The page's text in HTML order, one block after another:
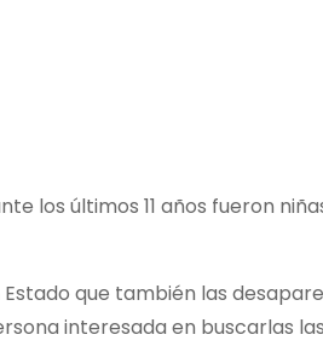
los últimos 11 años fueron
que también las
interesada en buscarlas